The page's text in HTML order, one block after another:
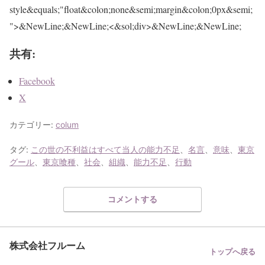
style&equals;"float&colon;none&semi;margin&colon;0px&semi;
">&NewLine;&NewLine;<&sol;div>&NewLine;&NewLine;
共有:
Facebook
X
カテゴリー: colum
タグ: この世の不利益はすべて当人の能力不足、 名言、 意味、 東京
グール、 東京喰種、 社会、 組織、 能力不足、 行動
コメントする
株式会社フルーム トップへ戻る